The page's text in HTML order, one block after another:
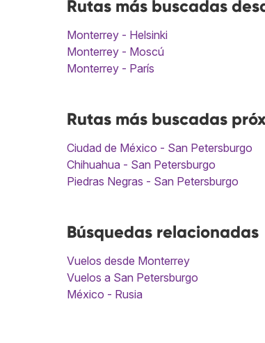
Rutas más buscadas
Monterrey - Helsinki
Monterrey - Moscú
Monterrey - París
Rutas más buscadas
Ciudad de México - San Petersburgo
Chihuahua - San Petersburgo
Piedras Negras - San Petersburgo
Búsquedas relacionadas
Vuelos desde Monterrey
Vuelos a San Petersburgo
México - Rusia